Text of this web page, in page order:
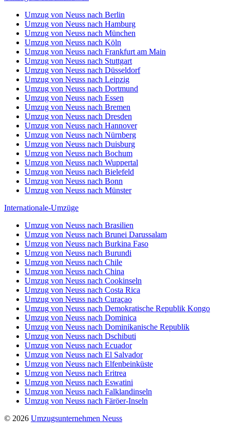
Umzug von Neuss nach Berlin
Umzug von Neuss nach Hamburg
Umzug von Neuss nach München
Umzug von Neuss nach Köln
Umzug von Neuss nach Frankfurt am Main
Umzug von Neuss nach Stuttgart
Umzug von Neuss nach Düsseldorf
Umzug von Neuss nach Leipzig
Umzug von Neuss nach Dortmund
Umzug von Neuss nach Essen
Umzug von Neuss nach Bremen
Umzug von Neuss nach Dresden
Umzug von Neuss nach Hannover
Umzug von Neuss nach Nürnberg
Umzug von Neuss nach Duisburg
Umzug von Neuss nach Bochum
Umzug von Neuss nach Wuppertal
Umzug von Neuss nach Bielefeld
Umzug von Neuss nach Bonn
Umzug von Neuss nach Münster
Internationale-Umzüge
Umzug von Neuss nach Brasilien
Umzug von Neuss nach Brunei Darussalam
Umzug von Neuss nach Burkina Faso
Umzug von Neuss nach Burundi
Umzug von Neuss nach Chile
Umzug von Neuss nach China
Umzug von Neuss nach Cookinseln
Umzug von Neuss nach Costa Rica
Umzug von Neuss nach Curaçao
Umzug von Neuss nach Demokratische Republik Kongo
Umzug von Neuss nach Dominica
Umzug von Neuss nach Dominikanische Republik
Umzug von Neuss nach Dschibuti
Umzug von Neuss nach Ecuador
Umzug von Neuss nach El Salvador
Umzug von Neuss nach Elfenbeinküste
Umzug von Neuss nach Eritrea
Umzug von Neuss nach Eswatini
Umzug von Neuss nach Falklandinseln
Umzug von Neuss nach Färöer-Inseln
© 2026 Umzugsunternehmen Neuss